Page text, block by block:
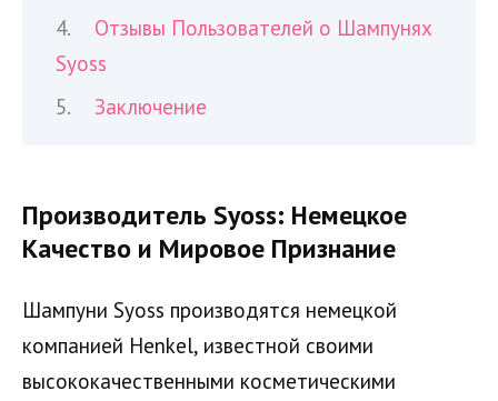
Отзывы Пользователей о Шампунях
Syoss
Заключение
Производитель Syoss: Немецкое
Качество и Мировое Признание
Шампуни Syoss производятся немецкой
компанией Henkel, известной своими
высококачественными косметическими